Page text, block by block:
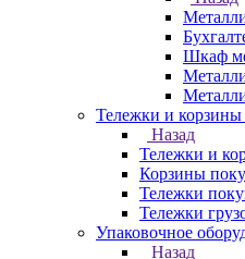
Шкаф
Тележки и корзины
Назад
Тележки и
Корзины
Тележки
Тележки
Упаковочное
Назад